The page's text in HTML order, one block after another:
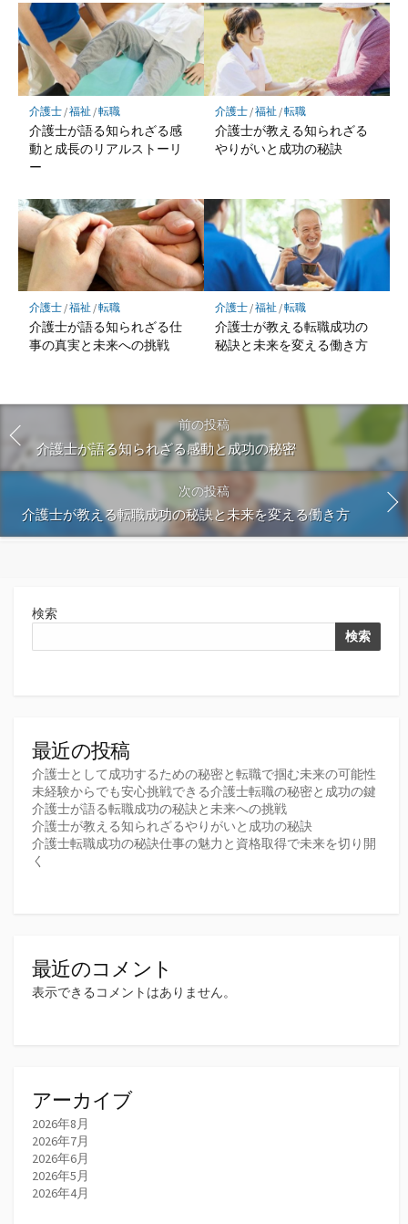
介護士/福祉 /転職
介護士が語る知られざる感
動と成長のリアルストーリ
ー
介護士/福祉 /転職
介護士が教える知られざる
やりがいと成功の秘訣
介護士/福祉 /転職
介護士が語る知られざる仕
事の真実と未来への挑戦
介護士/福祉 /転職
介護士が教える転職成功の
秘訣と未来を変える働き方
前の投稿
介護士が語る知られざる感動と成功の秘密
次の投稿
介護士が教える転職成功の秘訣と未来を変える働き方
検索
検索
最近の投稿
介護士として成功するための秘密と転職で掴む未来の可能性
未経験からでも安心挑戦できる介護士転職の秘密と成功の鍵
介護士が語る転職成功の秘訣と未来への挑戦
介護士が教える知られざるやりがいと成功の秘訣
介護士転職成功の秘訣仕事の魅力と資格取得で未来を切り開
く
最近のコメント
表示できるコメントはありません。
アーカイブ
2026年8月
2026年7月
2026年6月
2026年5月
2026年4月